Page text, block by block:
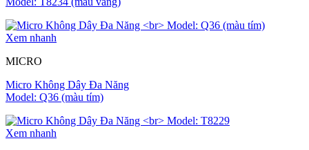
Xem nhanh
MICRO
Micro Không Dây Đa Năng
Model: Q36 (màu tím)
Xem nhanh